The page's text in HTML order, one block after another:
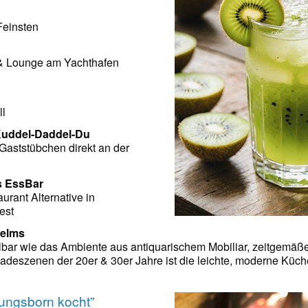
Lounge am Yachthafen
Daddel-Du
direkt an der
EssBar
Alternative in
wie das Ambiente aus antiquarischem Mobiliar,
der 20er & 30er Jahre ist die leichte, moderne
kocht”